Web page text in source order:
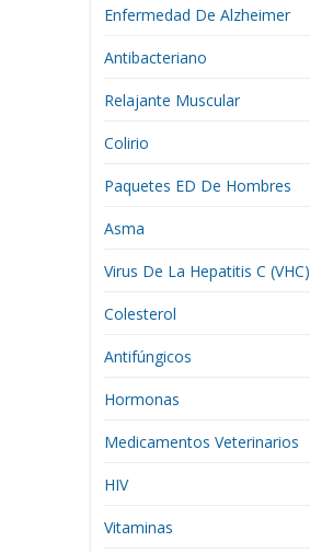
Enfermedad De Alzheimer
Antibacteriano
Relajante Muscular
Colirio
Paquetes ED De Hombres
Asma
Virus De La Hepatitis C (VHC)
Colesterol
Antifúngicos
Hormonas
Medicamentos Veterinarios
HIV
Vitaminas